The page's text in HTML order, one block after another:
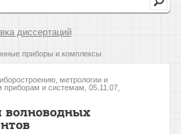
диссертаций
приборы и комплексы
метрологии и
и системам, 05.11.07,